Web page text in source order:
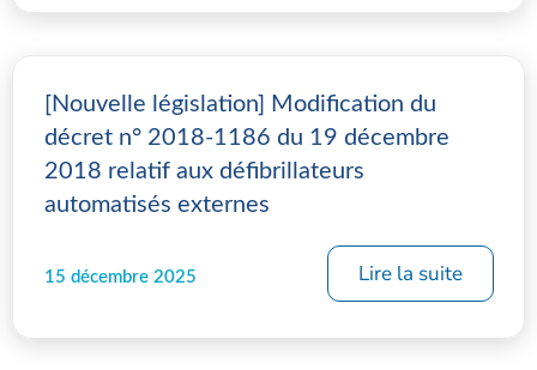
[Nouvelle législation] Modification du
décret n° 2018-1186 du 19 décembre
2018 relatif aux défibrillateurs
automatisés externes
15 décembre 2025 Lire la suite